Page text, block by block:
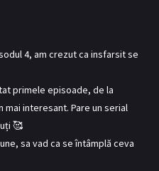
4, am crezut ca insfarsit se
primele episoade, de la
mai interesant. Pare un serial
🥰
sa vad ca se întâmplă ceva